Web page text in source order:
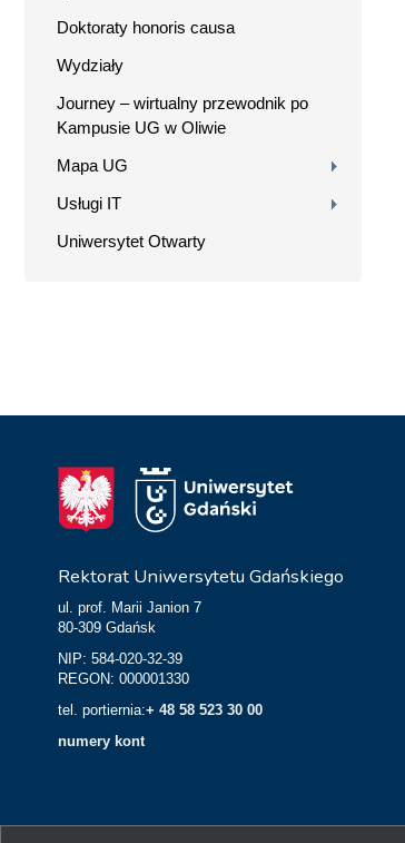
Doktoraty honoris causa
Wydziały
Journey – wirtualny przewodnik po
Kampusie UG w Oliwie
Mapa UG
Usługi IT
Uniwersytet Otwarty
Rektorat Uniwersytetu Gdańskiego
ul. prof. Marii Janion 7
80-309 Gdańsk
NIP: 584-020-32-39
REGON: 000001330
tel. portiernia:+ 48 58 523 30 00
numery kont